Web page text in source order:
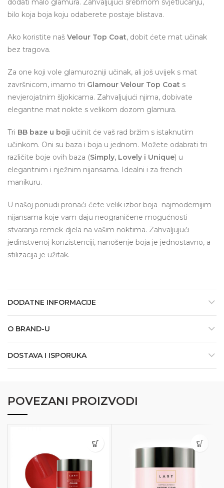
dodati malo glamura. Zahvaljujući srebrnom svjetlucanju,
bilo koja boja koju odaberete postaje blistava.
Ako koristite naš Velour Top Coat, dobit ćete mat učinak
bez tragova.
Za one koji vole glamurozniji učinak, ali još uvijek s mat
završnicom, imamo tri Glamour Velour Top Coat s
nevjerojatnim šljokicama. Zahvaljujući njima, dobivate
elegantne mat nokte s velikom dozom glamura.
Tri BB baze u boji učinit će vaš rad bržim s istaknutim
učinkom. Oni su baza i boja u jednom. Možete odabrati tri
različite boje ovih baza (Simply, Lovely i Unique) u
elegantnim i nježnim nijansama. Idealni i za french
manikuru.
U našoj ponudi pronaći ćete velik izbor boja najmodernijim
nijansama koje vam daju neograničene mogućnosti
stvaranja remek-djela na vašim noktima. Zahvaljujući
jedinstvenoj konzistenciji, nanošenje boja je jednostavno, a
stilizacija je užitak.
DODATNE INFORMACIJE
O BRAND-U
DOSTAVA I ISPORUKA
POVEZANI PROIZVODI